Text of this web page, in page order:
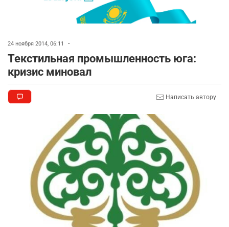
24 ноября 2014, 06:11 •
Текстильная промышленность юга:
кризис миновал
Написать автору